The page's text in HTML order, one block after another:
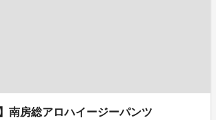
南房総アロハイージーパンツ